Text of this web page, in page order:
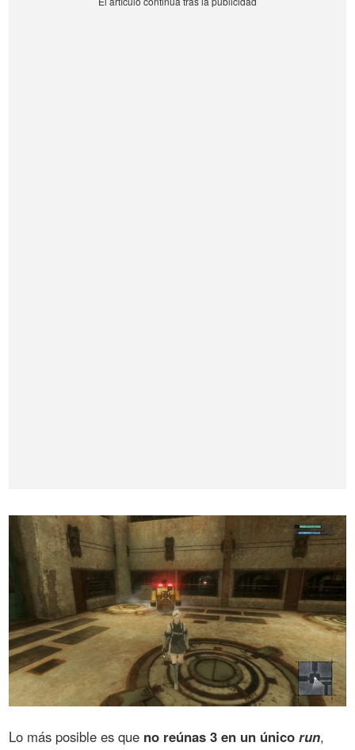
Lo más posible es que no reúnas 3 en un únicorun,